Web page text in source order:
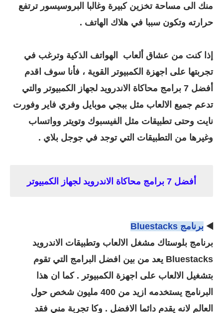
منك الى مساحة تخزين كبيرة وغالبا البروسيسور ترتفع
حرارته وتكون سببا في هلاك الهاتف .
إذا كنت من عشاق ألعاب الهواتف الذكية وترغب في
تجربتها على اجهزة الكمبيوتر القوية ، فأنا سوف اقدم
أفضل 7 برامج محاكاة الاندرويد لجهاز الكمبيوتر والتي
تدعم جميع الالعاب مثل ببجي موبايل وفري فاير وفورت
نايت وحتى تطبيقات مثل الفيسبوك وتويتر وواتساب
وغيرها من التطبيقات التي توجد في جوجل بلاي .
أفضل 7 برامج محاكاة الاندرويد لجهاز الكمبيوتر
◀️ برنامج Bluestacks
برنامج بلوستاك مشغل الالعاب وتطبيقات الاندرويد
Bluestacks يعد من بين افضل البرامج التي تقوم
بتشغيل الالعاب على اجهزة الكمبيوتر . كما ان هذا
البرنامج يستخدمه ازيد من 400 مليون شخص حول
العالم لانه يقدم دائما الافضل . وكا تجربة مني فقد